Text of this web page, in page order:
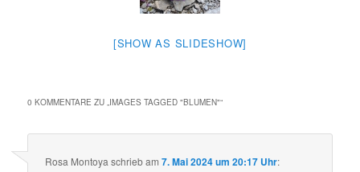
[SHOW AS SLIDESHOW]
0 KOMMENTARE ZU „ IMAGES TAGGED "BLUMEN"“
Rosa Montoya schriebam7. Mai 2024 um 20:17 Uhr: